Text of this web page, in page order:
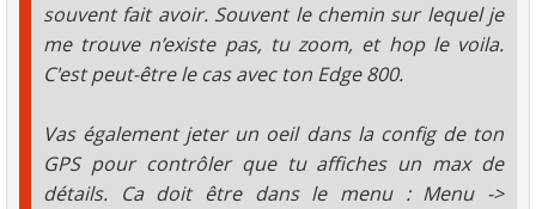
souvent fait avoir. Souvent le chemin sur lequel je
me trouve n’existe pas, tu zoom, et hop le voila.
C'est peut-être le cas avec ton Edge 800.
Vas également jeter un oeil dans la config de ton
GPS pour contrôler que tu affiches un max de
détails. Ca doit être dans le menu : Menu ->